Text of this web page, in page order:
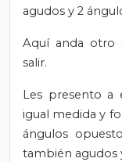
agudos y 2
Aquí anda otro
salir.
Les presento a
igual medida y
ángulos
también agudos